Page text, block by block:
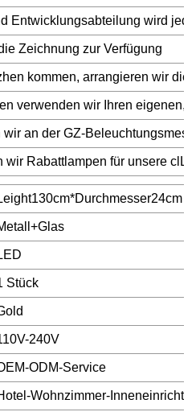
Entwicklungsabteilung wird
Zeichnung zur Verfügung
kommen, arrangieren wir
verwenden wir Ihren eigenen,
an der GZ-
wir Rabattlampen für unsere
Stück
240V
ODM-Service
Wohnzimmer-